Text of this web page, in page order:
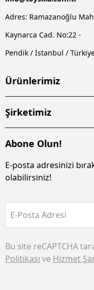
Adres: Ramazanoğlu
Kaynarca Cad. No:22 -
Pendik / İstanbul /
Ürünlerimiz
Şirketimiz
Abone Olun!
E-posta adresinizi
olabilirsiniz!
E-Posta Adresi
Bu site reCAPTCHA
Politikası ve Hizmet